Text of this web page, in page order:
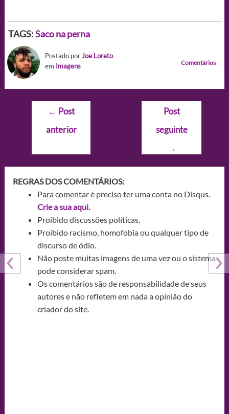
TAGS:Saco na perna
Postado porJoe Loreto
em Imagens Comentários
Navegação
Post
← Post
anterior
Post
seguinte
→
REGRAS DOS COMENTÁRIOS:
Para comentar é preciso ter uma conta no Disqus.
Crie a sua aqui.
Proibido discussões políticas.
Proibido racismo, homofobia ou qualquer tipo de
discurso de ódio.
Não poste muitas imagens de uma vez ou o sistema
pode considerar spam.
Os comentários são de responsabilidade de seus
autores e não refletem em nada a opinião do
criador do site.